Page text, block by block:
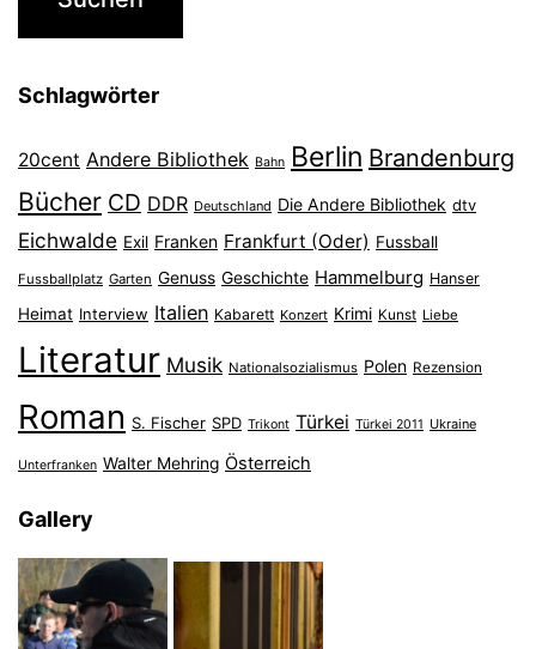
Schlagwörter
20cent Andere Bibliothek Bahn Berlin Brandenburg
Bücher CD DDR Deutschland Die Andere Bibliothek dtv
Eichwalde Exil Franken Frankfurt (Oder) Fussball
Fussballplatz Garten Genuss Geschichte Hammelburg Hanser
Heimat Interview Italien Kabarett Konzert Krimi Kunst Liebe
Literatur Musik Nationalsozialismus Polen Rezension
Roman S. Fischer SPD Trikont Türkei Türkei 2011 Ukraine
Unterfranken Walter Mehring Österreich
Gallery